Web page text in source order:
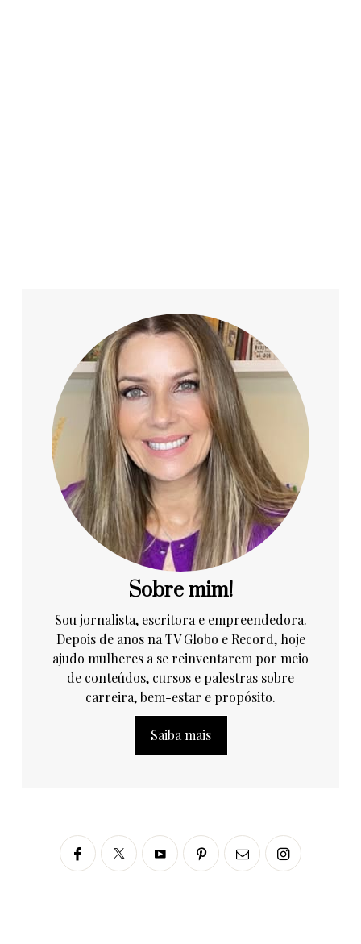
Sobre mim!
Sou jornalista, escritora e empreendedora.
Depois de anos na TV Globo e Record, hoje
ajudo mulheres a se reinventarem por meio
de conteúdos, cursos e palestras sobre
carreira, bem-estar e propósito.
Saiba mais